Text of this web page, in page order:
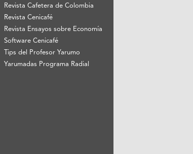
Revista Cafetera de Colombia
Revista Cenicafé
Revista Ensayos sobre Economía
Software Cenicafé
Tips del Profesor Yarumo
Yarumadas Programa Radial